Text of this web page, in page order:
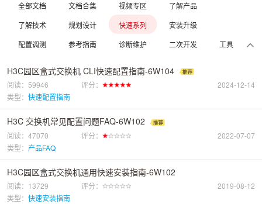
全部文档 文档合集 视频专区
了解产品
了解技术
规划设计 快速系列
安装升级
配置调测
参考指南 诊断维护 二次开发 工具
H3C园区盒式交换机 CLI快速配置指南-6W104
阅读：59946 评分：
2024-12-14
类型： 快速配置指南
H3C 交换机常见配置问题FAQ-6W102
阅读：47070 评分：
2022-07-07
类型： 产品FAQ
H3C园区盒式交换机通用快速安装指南-6W102
阅读：13729 评分：
2019-08-12
类型： 快速安装指南